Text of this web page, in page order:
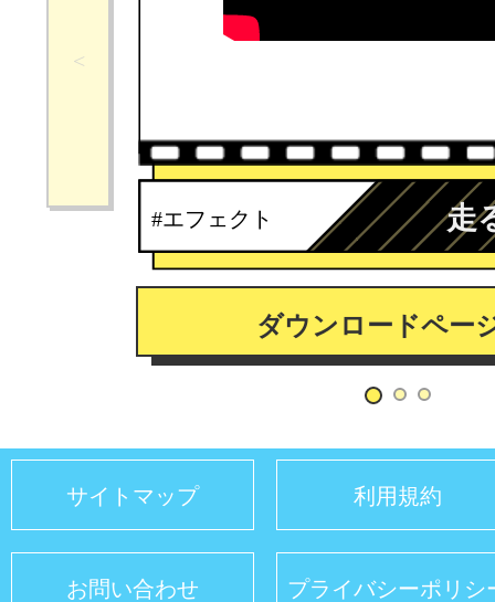
#エフェクト 走
ダウンロードペー
サイトマップ 利用規約
お問い合わせ プライバシーポリシ